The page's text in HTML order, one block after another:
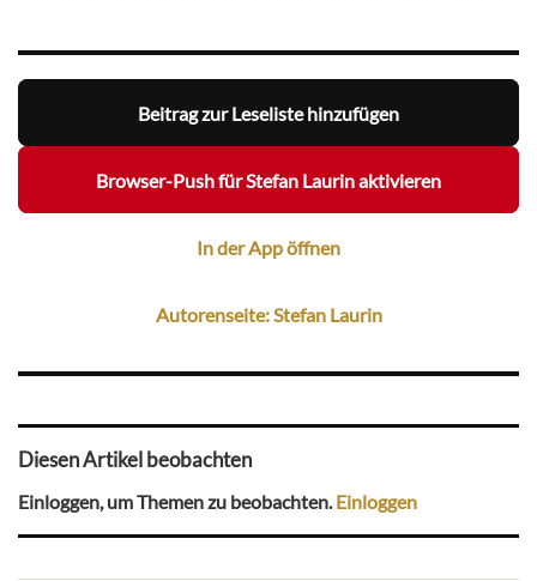
Beitrag zur Leseliste hinzufügen
Browser-Push für Stefan Laurin aktivieren
In der App öffnen
Autorenseite: Stefan Laurin
Diesen Artikel beobachten
Einloggen, um Themen zu beobachten.Einloggen